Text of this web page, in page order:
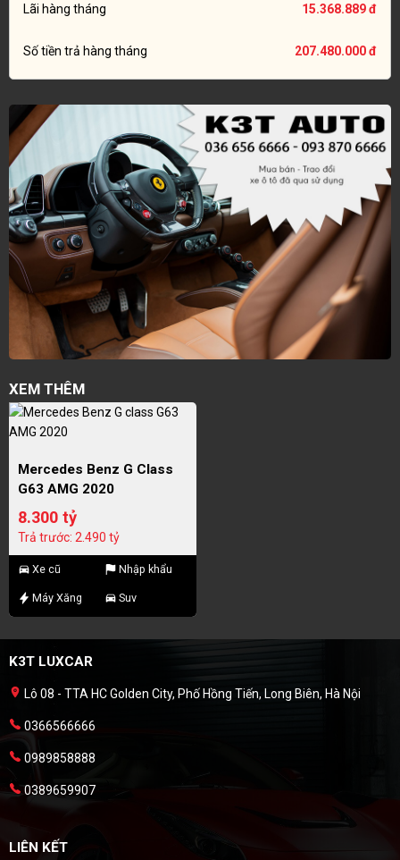
Lãi hàng tháng 15.368.889 đ
Số tiền trả hàng tháng 207.480.000 đ
XEM THÊM
Mercedes Benz G Class
G63 AMG 2020
8.300 tỷ
Trả trước: 2.490 tỷ
Xe cũ Nhập khẩu
Máy Xăng Suv
K3T LUXCAR
Lô 08 - TTA HC Golden City, Phố Hồng Tiến, Long Biên, Hà Nội
0366566666
0989858888
0389659907
LIÊN KẾT